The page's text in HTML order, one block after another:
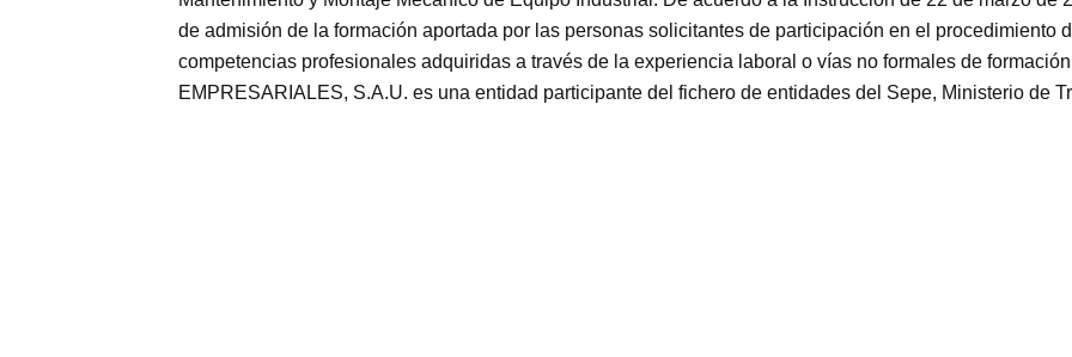
de admisión de la formación aportada por las personas solicitantes de participación en el procedimiento
competencias profesionales adquiridas a través de la experiencia laboral o vías no formales de
EMPRESARIALES, S.A.U. es una entidad participante del fichero de entidades del Sepe, Ministerio de